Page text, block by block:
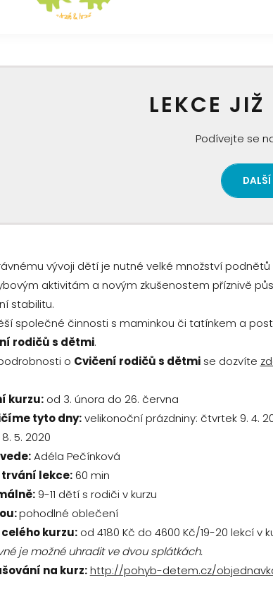
LEKCE JIŽ
Podívejte se
DALŠÍ
vývoji dětí je nutné velké množství
aktivitám a novým zkušenostem příznivě
stabilitu.
společné činnosti s maminkou či tatínkem a
rodičů s dětmi.
o Cvičení rodičů s dětmise dozvíte
kurzu:od 3. února do 26. června
tyto dny:velikonoční prázdniny: čtvrtek 9. 4.
5. 2020
Adéla Pečínková
trvání lekce:60 min
9-11 dětí s rodiči v kurzu
pohodlné oblečení
kurzu:od 4180 Kč do 4600 Kč/19-20 lekcí v
je možné uhradit ve dvou splátkách.
na kurz: http://pohyb-detem.cz/